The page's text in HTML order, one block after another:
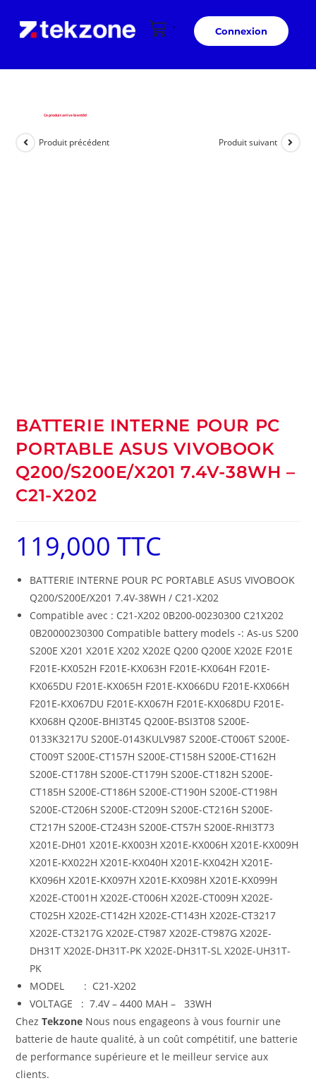
Connexion
Ce produit arrive bientôt!
Produit précédent Produit suivant
BATTERIE INTERNE POUR PC
PORTABLE ASUS VIVOBOOK
Q200/S200E/X201 7.4V-38WH –
C21-X202
119,000TTC
BATTERIE INTERNE POUR PC PORTABLE ASUS VIVOBOOK
Q200/S200E/X201 7.4V-38WH / C21-X202
Compatible avec : C21-X202 0B200-00230300 C21X202
0B20000230300 Compatible battery models -: As-us S200
S200E X201 X201E X202 X202E Q200 Q200E X202E F201E
F201E-KX052H F201E-KX063H F201E-KX064H F201E-
KX065DU F201E-KX065H F201E-KX066DU F201E-KX066H
F201E-KX067DU F201E-KX067H F201E-KX068DU F201E-
KX068H Q200E-BHI3T45 Q200E-BSI3T08 S200E-
0133K3217U S200E-0143KULV987 S200E-CT006T S200E-
CT009T S200E-CT157H S200E-CT158H S200E-CT162H
S200E-CT178H S200E-CT179H S200E-CT182H S200E-
CT185H S200E-CT186H S200E-CT190H S200E-CT198H
S200E-CT206H S200E-CT209H S200E-CT216H S200E-
CT217H S200E-CT243H S200E-CT57H S200E-RHI3T73
X201E-DH01 X201E-KX003H X201E-KX006H X201E-KX009H
X201E-KX022H X201E-KX040H X201E-KX042H X201E-
KX096H X201E-KX097H X201E-KX098H X201E-KX099H
X202E-CT001H X202E-CT006H X202E-CT009H X202E-
CT025H X202E-CT142H X202E-CT143H X202E-CT3217
X202E-CT3217G X202E-CT987 X202E-CT987G X202E-
DH31T X202E-DH31T-PK X202E-DH31T-SL X202E-UH31T-
PK
MODEL : C21-X202
VOLTAGE : 7.4V – 4400 MAH – 33WH
ChezTekzone Nous nous engageons à vous fournir une
batterie de haute qualité, à un coût compétitif, une batterie
de performance supérieure et le meilleur service aux
clients.